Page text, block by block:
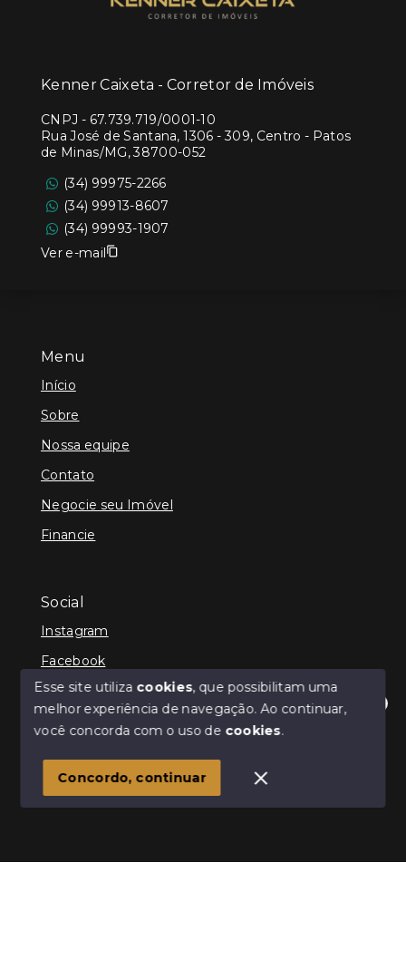
Olá! Estamos disponíveis para te ajudar.
Menu
Início
Sobre
Nossa equipe
Contato
Negocie seu Imóvel
Financie
Social
Instagram
Facebook
© Copyright 2026 - Kenner Caixeta - Corretor de
SITE PARA IMOBILIARIA
Kenner Caixeta - Corretor de Imóveis
CNPJ - 67.739.719/0001-10
Rua José de Santana, 1306 - 309, Centro - Patos
de Minas/MG, 38700-052
(34) 99975-2266
(34) 99913-8607
(34) 99993-1907
Ver e-mail
Esse site utiliza cookies, que possibilitam uma
melhor experiência de navegação.Ao continuar,
você concorda com o uso de cookies.
Concordo, continuar